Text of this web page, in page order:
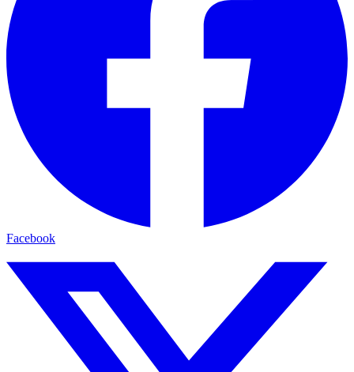
Facebook